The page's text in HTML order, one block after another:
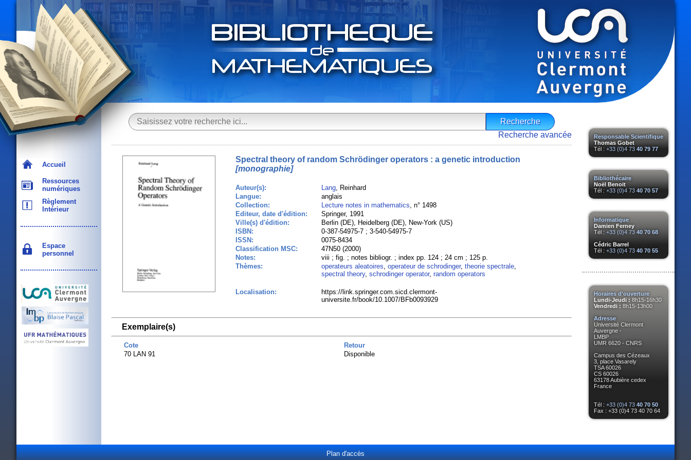
Accueil
Ressources
numériques
Règlement
Intérieur
Espace
personnel
Responsable Scientifique
Thomas Gobet
Tél : +33 (0)4 73 40 79 77
Bibliothécaire
Noël Benoit
Tél : +33 (0)4 73 40 70 57
Informatique
Damien Ferney
Tél : +33 (0)4 73 40 70 68
Cédric Barrel
Tél : +33 (0)4 73 40 70 55
Horaires d'ouverture
Lundi-Jeudi : 8h15-16h30
Vendredi : 8h15-13h00
Adresse
Université Clermont
Auvergne -
LMBP
UMR 6620 - CNRS
Campus des Cézeaux
3, place Vasarely
TSA 60026
CS 60026
63178 Aubière cedex
France
Tél : +33 (0)4 73 40 70 50
Fax : +33 (0)4 73 40 70 64
Recherche avancée
Spectral theory of random Schrödinger operators : a genetic introduction
[monographie]
Auteur(s): Lang, Reinhard
Langue:
anglais
Collection:
Lecture notes in mathematics, n° 1498
Editeur, date d'édition:
Springer, 1991
Ville(s) d'édition:
Berlin (DE), Heidelberg (DE), New-York (US)
ISBN:
0-387-54975-7 ; 3-540-54975-7
ISSN:
0075-8434
Classification MSC:
47N50 (2000)
Notes:
viii ; fig. ; notes bibliogr. ; index pp. 124 ; 24 cm ; 125 p.
Thèmes:
operateurs aleatoires, operateur de schrodinger, theorie spectrale,
spectral theory, schrodinger operator, random operators
Localisation:
https://link.springer.com.sicd.clermont-
universite.fr/book/10.1007/BFb0093929
Exemplaire(s)
Cote
Retour
70 LAN 91
Disponible
Plan d'accès